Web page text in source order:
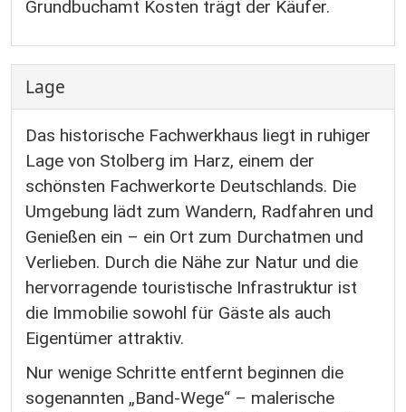
Grundbuchamt Kosten trägt der Käufer.
Lage
Das historische Fachwerkhaus liegt in ruhiger
Lage von Stolberg im Harz, einem der
schönsten Fachwerkorte Deutschlands. Die
Umgebung lädt zum Wandern, Radfahren und
Genießen ein – ein Ort zum Durchatmen und
Verlieben. Durch die Nähe zur Natur und die
hervorragende touristische Infrastruktur ist
die Immobilie sowohl für Gäste als auch
Eigentümer attraktiv.
Nur wenige Schritte entfernt beginnen die
sogenannten „Band-Wege“ – malerische